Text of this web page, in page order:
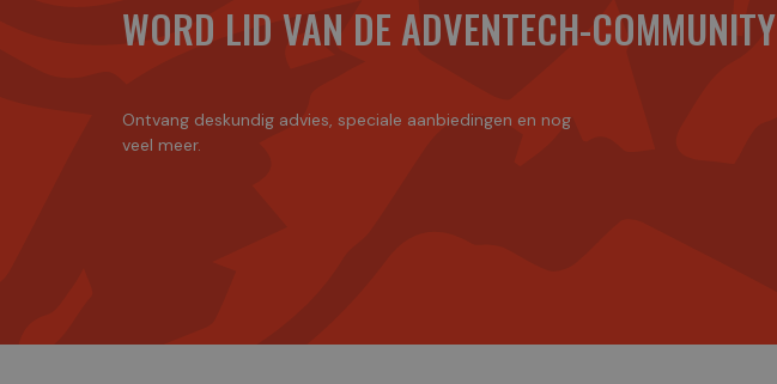
WORD LID VAN DE ADVENTECH-COMMUNITY
Ontvang deskundig advies, speciale aanbiedingen en nog
veel meer.